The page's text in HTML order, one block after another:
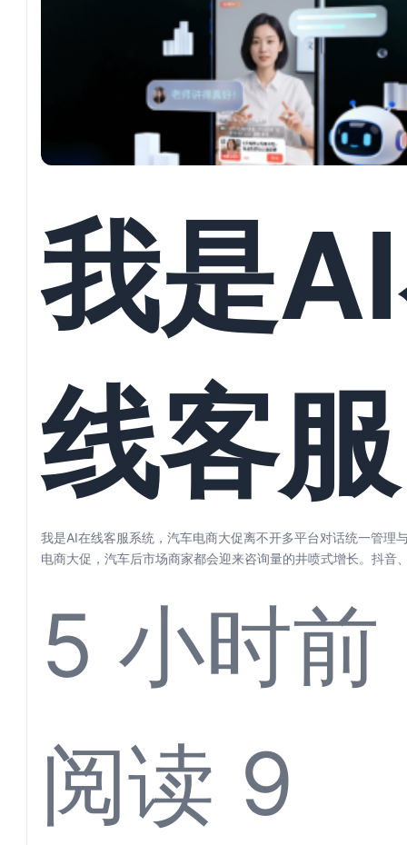
并发
回复
员数
步
我是
线客
统，
电商
我是AI在线客服系统，汽车电商大促离不开多平台对话统一管理
电商大促，汽车后市场商家都会迎来咨询量的井喷式增长。抖音
5 小时前
阅读 9